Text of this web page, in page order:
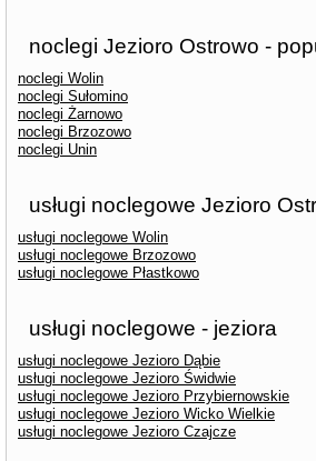
noclegi Jezioro Ostrowo -
noclegi Wolin
noclegi Sułomino
noclegi Żarnowo
noclegi Brzozowo
noclegi Unin
usługi noclegowe Jezioro
usługi noclegowe Wolin
usługi noclegowe Brzozowo
usługi noclegowe Płastkowo
usługi noclegowe - jeziora
usługi noclegowe Jezioro Dąbie
usługi noclegowe Jezioro Świdwie
usługi noclegowe Jezioro Przybiernowskie
usługi noclegowe Jezioro Wicko Wielkie
usługi noclegowe Jezioro Czajcze